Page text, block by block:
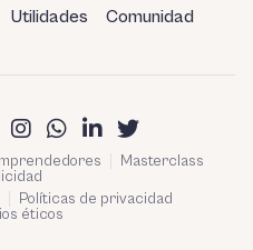
Utilidades Comunidad
Masterclass
Políticas de privacidad
éticos